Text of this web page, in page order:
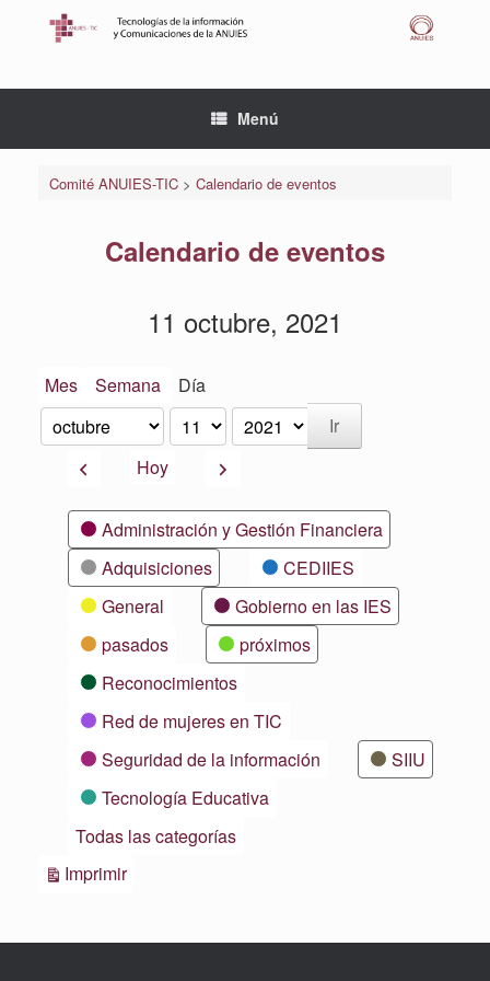
Menú
Comité ANUIES-TIC> Calendario de eventos
Calendario de eventos
11 octubre, 2021
Mes Semana Día
Mes
Día
Año
AnteriorHoy Siguiente
CategoríasAdministración y Gestión Financiera
Adquisiciones
CEDIIES
General
Gobierno en las IES
pasados
próximos
Reconocimientos
Red de mujeres en TIC
Seguridad de la información
SIIU
Tecnología Educativa
Todas las categorías
ImprimirVistas